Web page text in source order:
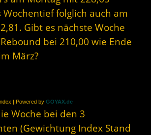
Wochentief folglich auch am
Gibt es nächste Woche
bei 210,00 wie Ende
März?
| Powered by GOYAX.de
Woche bei den 3
(Gewichtung Index Stand